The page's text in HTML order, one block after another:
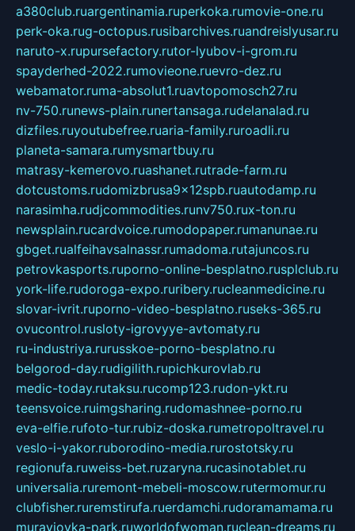
a380club.ruargentinamia.ruperkoka.rumovie-one.ru
perk-oka.rug-octopus.rusibarchives.ruandreislyusar.ru
naruto-x.rupursefactory.rutor-lyubov-i-grom.ru
spayderhed-2022.rumovieone.ruevro-dez.ru
webamator.ruma-absolut1.ruavtopomosch27.ru
nv-750.runews-plain.runertansaga.rudelanalad.ru
dizfiles.ruyoutubefree.ruaria-family.ruroadli.ru
planeta-samara.rumysmartbuy.ru
matrasy-kemerovo.ruashanet.rutrade-farm.ru
dotcustoms.rudomizbrusa9x12spb.ruautodamp.ru
narasimha.rudjcommodities.runv750.rux-ton.ru
newsplain.rucardvoice.rumodopaper.rumanunae.ru
gbget.rualfeihavsalnassr.rumadoma.rutajuncos.ru
petrovkasports.ruporno-online-besplatno.rusplclub.ru
york-life.rudoroga-expo.ruribery.rucleanmedicine.ru
slovar-ivrit.ruporno-video-besplatno.ruseks-365.ru
ovucontrol.rusloty-igrovyye-avtomaty.ru
ru-industriya.rurusskoe-porno-besplatno.ru
belgorod-day.rudigilith.rupichkurovlab.ru
medic-today.rutaksu.rucomp123.rudon-ykt.ru
teensvoice.ruimgsharing.rudomashnee-porno.ru
eva-elfie.rufoto-tur.rubiz-doska.rumetropoltravel.ru
veslo-i-yakor.ruborodino-media.rurostotsky.ru
regionufa.ruweiss-bet.ruzaryna.rucasinotablet.ru
universalia.ruremont-mebeli-moscow.rutermomur.ru
clubfisher.ruremstirufa.ruerdamchi.rudoramamama.ru
muraviovka-park.ruworldofwoman.ruclean-dreams.ru